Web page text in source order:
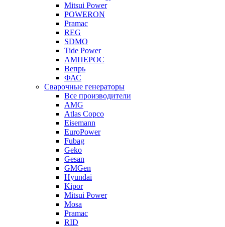
Mitsui Power
POWERON
Pramac
REG
SDMO
Tide Power
АМПЕРОС
Вепрь
ФАС
Сварочные генераторы
Все производители
AMG
Atlas Copco
Eisemann
EuroPower
Fubag
Geko
Gesan
GMGen
Hyundai
Kipor
Mitsui Power
Mosa
Pramac
RID